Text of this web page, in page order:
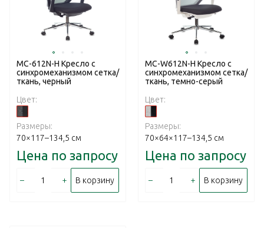
MC-612N-Н Кресло с
cинхромеханизмом сетка/
ткань, черный
Цвет:
Размеры:
70×117–134,5 см
Цена по запросу
– + В корзину
MC-W612N-Н Кресло с
cинхромеханизмом сетка/
ткань, темно-серый
Цвет:
Размеры:
70×64×117–134,5 см
Цена по запросу
– + В корзину